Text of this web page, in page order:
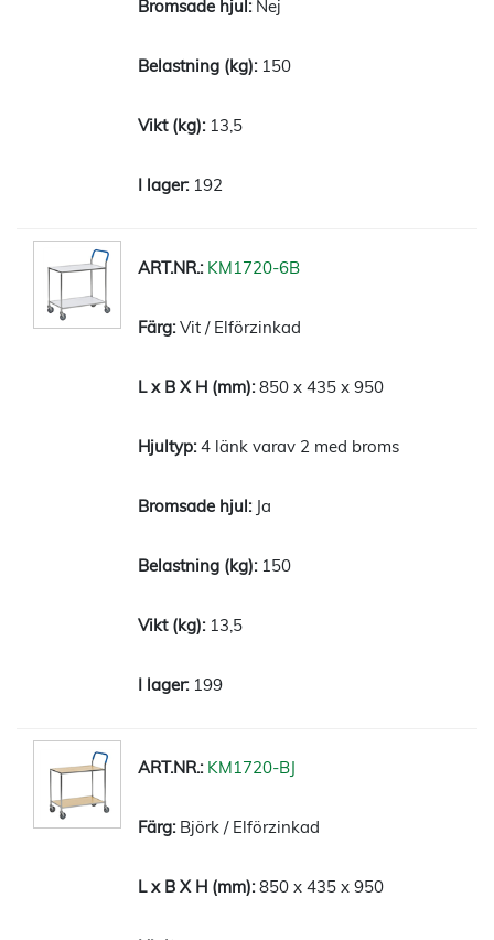
Nej
150
13,5
192
KM1720-6B
Vit / Elförzinkad
850 x 435 x 950
4 länk varav 2 med broms
Ja
150
13,5
199
KM1720-BJ
Björk / Elförzinkad
850 x 435 x 950